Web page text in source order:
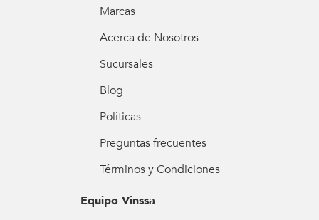
Marcas
Acerca de Nosotros
Sucursales
Blog
Políticas
Preguntas frecuentes
Términos y Condiciones
Equipo Vinssa